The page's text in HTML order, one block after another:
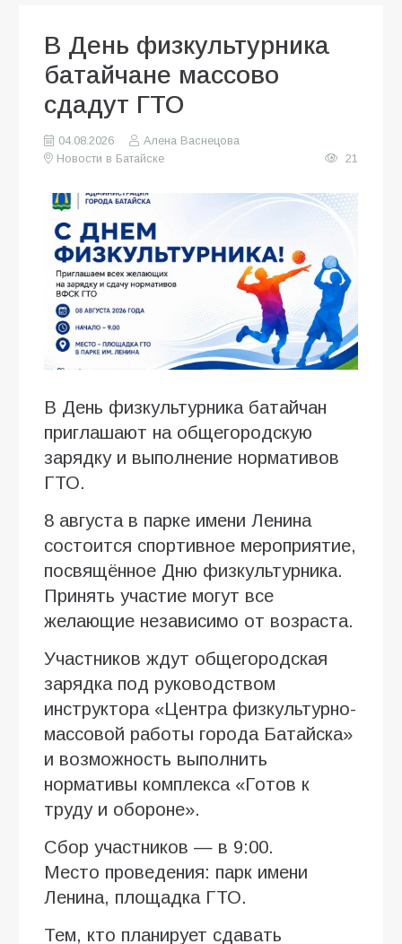
В День физкультурника
батайчане массово
сдадут ГТО
04.08.2026
Алена Васнецова
Новости в Батайске
21
В День физкультурника батайчан
приглашают на общегородскую
зарядку и выполнение нормативов
ГТО.
8 августа в парке имени Ленина
состоится спортивное мероприятие,
посвящённое Дню физкультурника.
Принять участие могут все
желающие независимо от возраста.
Участников ждут общегородская
зарядка под руководством
инструктора «Центра физкультурно-
массовой работы города Батайска»
и возможность выполнить
нормативы комплекса «Готов к
труду и обороне».
Сбор участников — в 9:00.
Место проведения: парк имени
Ленина, площадка ГТО.
Тем, кто планирует сдавать